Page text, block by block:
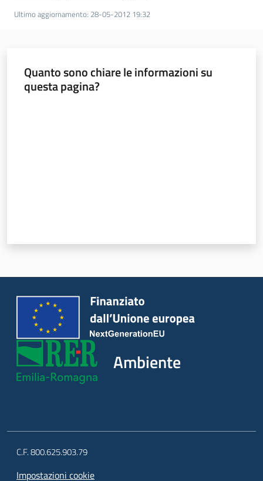
Ultimo aggiornamento: 28-05-2012 19:32
Quanto sono chiare le informazioni su
questa pagina?
Ambiente
C.F. 800.625.903.79
Impostazioni cookie